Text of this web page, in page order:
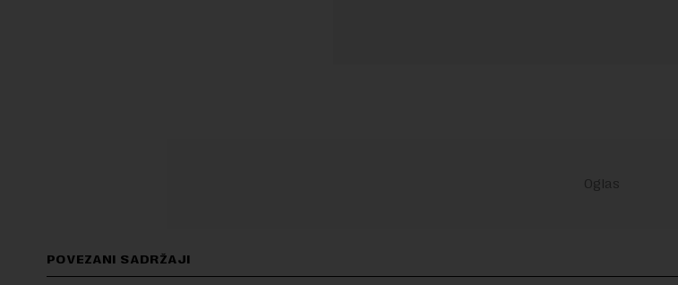
POVEZANI SADRŽAJI